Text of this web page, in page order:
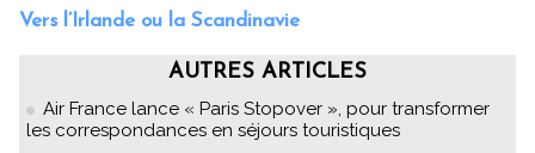
Vers l’Irlande ou la Scandinavie
AUTRES ARTICLES
Air France lance « Paris Stopover », pour transformer
les correspondances en séjours touristiques